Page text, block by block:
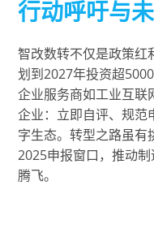
行动呼吁与
智改数转不仅是政策红
划到2027年投资超
企业服务商如工业互联
企业：立即自评、规范
字生态。转型之路虽有
2025申报窗口，推动
腾飞。